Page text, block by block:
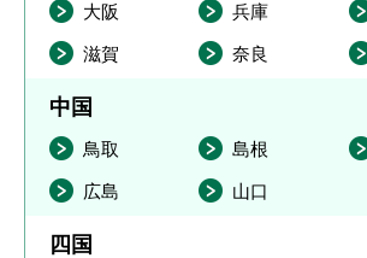
大阪 兵庫
滋賀 奈良
中国
鳥取 島根
広島 山口
四国